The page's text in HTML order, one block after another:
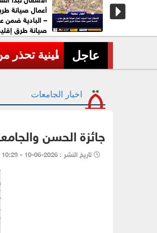
أعمال صيانة
– البادية ضمن
صيانة طرق
عاجل عاجل| وزارة الدفاع
اخبار الجامعات
جائزة الحسن
تاريخ النشر : 2026-06-10 - 10:29 pm